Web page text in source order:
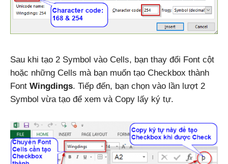
Sau khi tạo 2 Symbol vào Cells, bạn thay đổi Font cột
hoặc những Cells mà bạn muốn tạo Checkbox thành
Font Wingdings. Tiếp đến, bạn chọn vào lần lượt 2
Symbol vừa tạo để xem và Copy lấy ký tự.